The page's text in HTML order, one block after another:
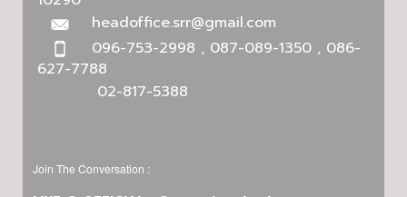
headoffice.srr@gmail.com
096-753-2998 , 087-089-1350 , 086-
627-7788
02-817-5388
Join The Conversation :